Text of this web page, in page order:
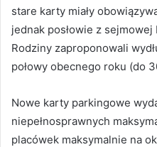
stare karty miały
jednak posłowie z
Rodziny zaproponowali
połowy obecnego roku (do
Nowe karty parkingowe
niepełnosprawnych
placówek maksymalnie na